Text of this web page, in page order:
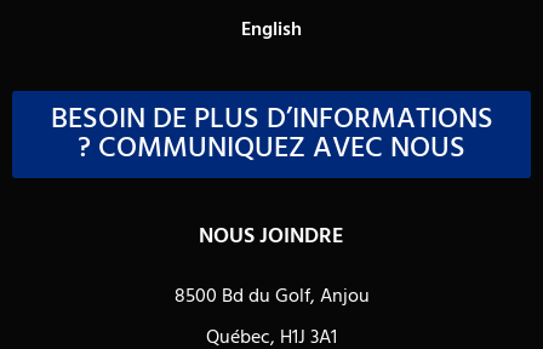
English
BESOIN DE PLUS D’INFORMATIONS
? COMMUNIQUEZ AVEC NOUS
NOUS JOINDRE
8500 Bd du Golf, Anjou
Québec, H1J 3A1